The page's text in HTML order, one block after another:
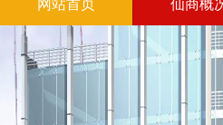
网站首页 仙商概